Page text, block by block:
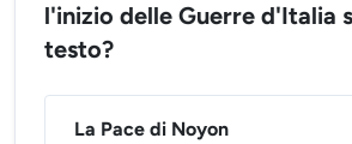
l'inizio delle Guerre d'Italia
testo?
La Pace di Noyon